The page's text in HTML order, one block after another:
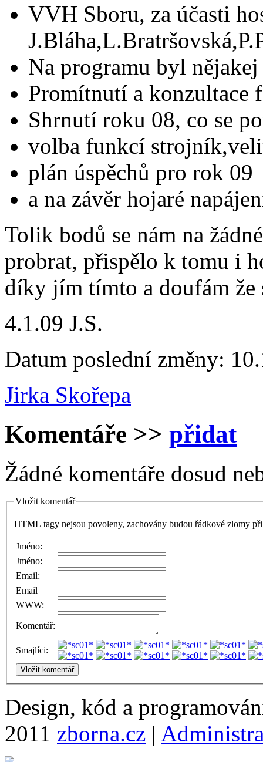
VVH Sboru, za účasti
Na programu byl
Promítnutí a konzultace
Shrnutí roku 08, co se
volba funkcí
plán úspěchů pro rok 09
a na závěr hojaré
Tolik bodů se nám na
probrat, přispělo k tomu i
díky jím tímto a doufám že
4.1.09 J.S.
Datum poslední změny:
Jirka Skořepa
Komentáře >> přidat
Žádné komentáře dosud
Vložit komentář
HTML tagy nejsou povoleny, zachovány budou řádkové zlomy
Jméno:
Jméno:
Email:
Email
WWW:
Komentář:
Smajlíci:
Design, kód a
2011 zborna.cz |